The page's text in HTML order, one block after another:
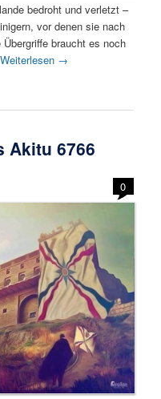
bedroht und verletzt –
vor denen sie nach
braucht es noch
Weiterlesen →
Akitu 6766
0